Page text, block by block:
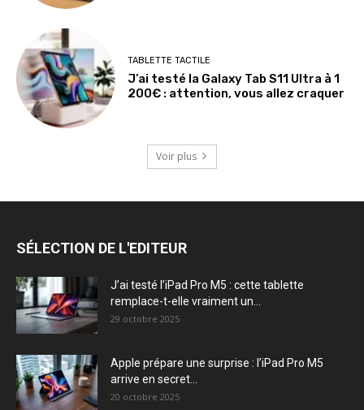
TABLETTE TACTILE
J’ai testé la Galaxy Tab S11 Ultra à 1
200€ : attention, vous allez craquer
Voir plus
SÉLECTION DE L'EDITEUR
J’ai testé l’iPad Pro M5 : cette tablette
remplace-t-elle vraiment un...
29 octobre 2025
Apple prépare une surprise : l’iPad Pro M5
arrive en secret...
20 octobre 2025